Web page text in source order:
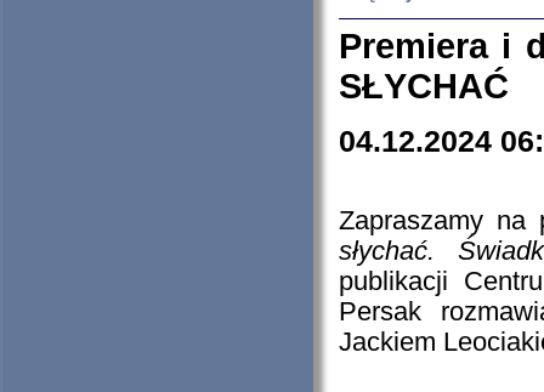
Premiera i
SŁYCHAĆ
04.12.2024
Zapraszamy
słychać.
publikacji
Persak
Jackiem